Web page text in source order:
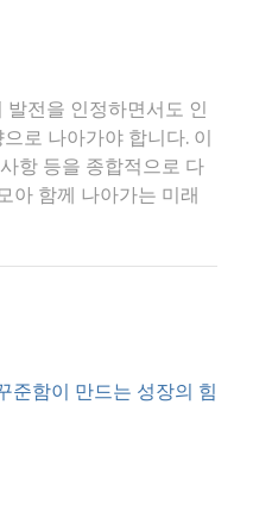
전을 인정하면서도 인
로 나아가야 합니다. 이
항 등을 종합적으로 다
아 함께 나아가는 미래
준함이 만드는 성장의 힘